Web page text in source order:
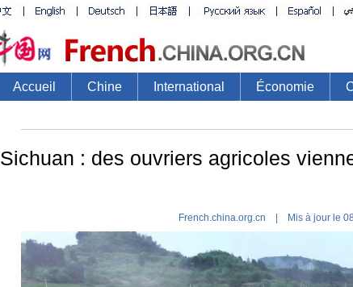
Accueil Chine International Économie
Sichuan : des ouvriers agricoles
French.china.org.cn | Mis à jour le